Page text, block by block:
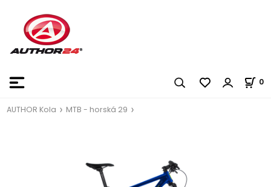
0
AUTHOR Kola MTB - horská 29